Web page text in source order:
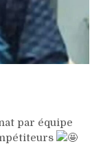
par équipe